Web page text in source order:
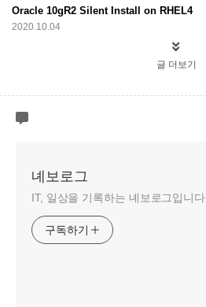
Oracle 10gR2 Silent Install on RHEL4
2020.10.04
글 더보기
녜보로그
IT, 일상을 기록하는 녜보로그입니다.
구독하기